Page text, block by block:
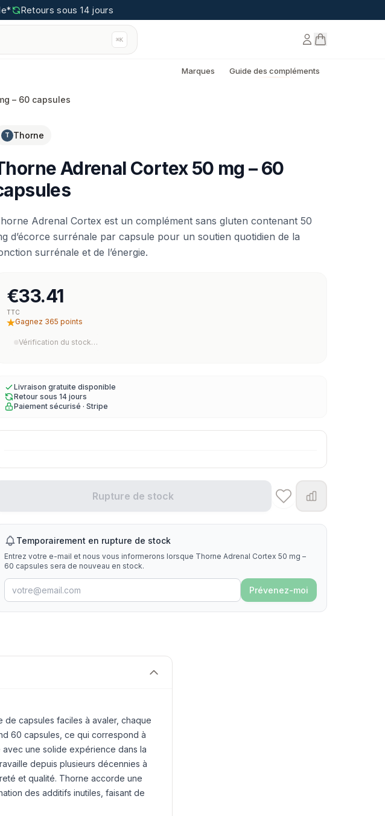
Retours sous 14 jours
⌘K
Marques Guide des compléments
– 60 capsules
T Thorne
Adrenal Cortex 50 mg – 60
Adrenal Cortex est un complément sans gluten contenant 50
d’écorce surrénale par capsule pour un soutien quotidien de la
surrénale et de l’énergie.
€33.41
TTC
Gagnez 365 points
Vérification du stock…
Livraison gratuite disponible
Retour sous 14 jours
Paiement sécurisé · Stripe
Rupture de stock
Temporairement en rupture de stock
Entrez votre e-mail et nous vous informerons lorsque Thorne Adrenal Cortex 50 mg –
60 capsules sera de nouveau en stock.
Prévenez-moi
de capsules faciles à avaler, chaque
60 capsules, ce qui correspond à
avec une solide expérience dans la
depuis plusieurs décennies à
et qualité. Thorne accorde une
des additifs inutiles, faisant de